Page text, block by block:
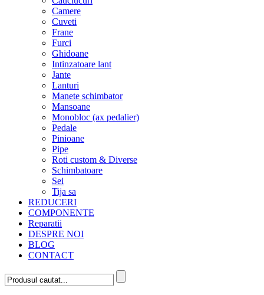
Camere
Cuveti
Frane
Furci
Ghidoane
Intinzatoare lant
Jante
Lanturi
Manete schimbator
Mansoane
Monobloc (ax pedalier)
Pedale
Pinioane
Pipe
Roti custom & Diverse
Schimbatoare
Sei
Tija sa
REDUCERI
COMPONENTE
Reparatii
DESPRE NOI
BLOG
CONTACT